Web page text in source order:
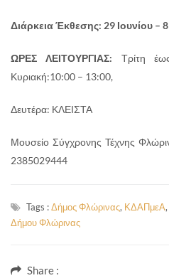
Διάρκεια Έκθεσης: 29 Ιουνίου –
ΩΡΕΣ ΛΕΙΤΟΥΡΓΙΑΣ: Τρίτη
Κυριακή:10:00 – 13:00,
Δευτέρα: ΚΛΕΙΣΤΑ
Μουσείο Σύγχρονης Τέχνης
2385029444
Tags :Δήμος Φλώρινας, ΚΔΑΠμεΑ,
Δήμου Φλώρινας
Share :